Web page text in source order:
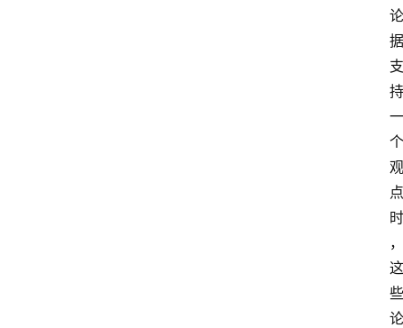
论
据
支
持
一
个
观
点
时
，
这
些
论